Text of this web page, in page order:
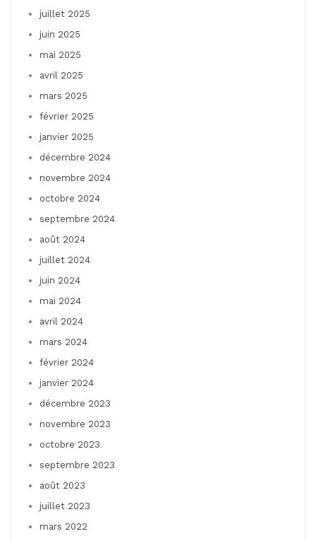
juillet 2025
juin 2025
mai 2025
avril 2025
mars 2025
février 2025
janvier 2025
décembre 2024
novembre 2024
octobre 2024
septembre 2024
août 2024
juillet 2024
juin 2024
mai 2024
avril 2024
mars 2024
février 2024
janvier 2024
décembre 2023
novembre 2023
octobre 2023
septembre 2023
août 2023
juillet 2023
mars 2022